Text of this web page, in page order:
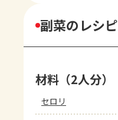
副菜のレシピ
材料（2人分）
セロリ